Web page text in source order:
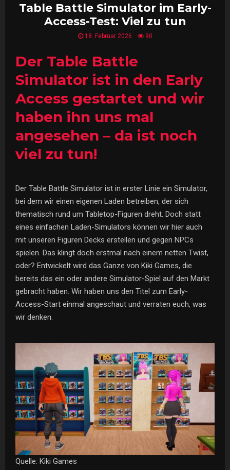
Table Battle Simulator im Early-
Access-Test: Viel zu tun
18. Februar 2026 90
Der Table Battle
Simulator ist in den Early
Access gestartet und wir
haben ihn uns mal
angesehen – da ist noch
viel zu tun!
Der Table Battle Simulator ist in erster Linie ein Simulator,
bei dem wir einen eigenen Laden betreiben, der sich
thematisch rund um Tabletop-Figuren dreht. Doch statt
eines einfachen Laden-Simulators können wir hier auch
mit unseren Figuren Decks erstellen und gegen NPCs
spielen. Das klingt doch erstmal nach einem netten Twist,
oder? Entwickelt wird das Ganze von Kiki Games, die
bereits das ein oder andere Simulator-Spiel auf den Markt
gebracht haben. Wir haben uns den Titel zum Early-
Access-Start einmal angeschaut und verraten euch, was
wir denken.
Quelle: Kiki Games